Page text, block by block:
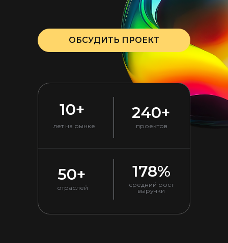
ОБСУДИТЬ ПРОЕКТ
лет на рынке
10+
проектов
240+
отраслей
50+
средний рост
выручки
178%